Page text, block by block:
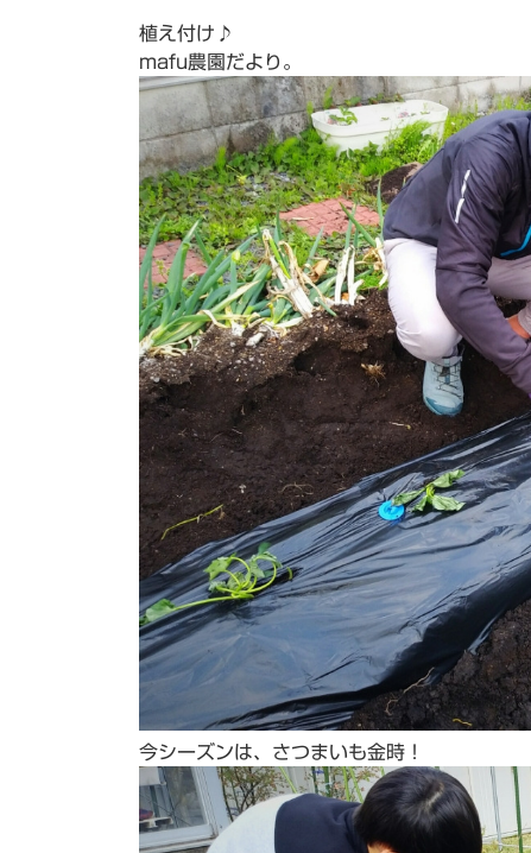
時
:
植え付け♪
mafu農園だより。
今シーズンは、さつまいも金時！